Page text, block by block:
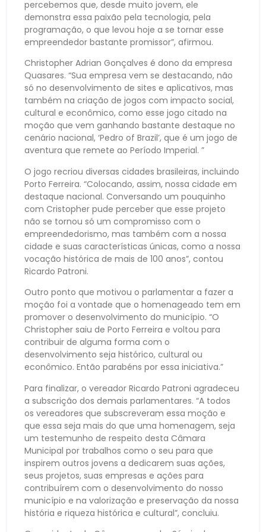
percebemos que, desde muito jovem, ele
demonstra essa paixão pela tecnologia, pela
programação, o que levou hoje a se tornar esse
empreendedor bastante promissor”, afirmou.
Christopher Adrian Gonçalves é dono da empresa
Quasares. “Sua empresa vem se destacando, não
só no desenvolvimento de sites e aplicativos, mas
também na criação de jogos com impacto social,
cultural e econômico, como esse jogo citado na
moção que vem ganhando bastante destaque no
cenário nacional, ‘Pedro of Brazil’, que é um jogo de
aventura que remete ao Período Imperial. ”
O jogo recriou diversas cidades brasileiras, incluindo
Porto Ferreira. “Colocando, assim, nossa cidade em
destaque nacional. Conversando um pouquinho
com Cristopher pude perceber que esse projeto
não se tornou só um compromisso com o
empreendedorismo, mas também com a nossa
cidade e suas características únicas, como a nossa
vocação histórica de mais de 100 anos”, contou
Ricardo Patroni.
Outro ponto que motivou o parlamentar a fazer a
moção foi a vontade que o homenageado tem em
promover o desenvolvimento do município. “O
Christopher saiu de Porto Ferreira e voltou para
contribuir de alguma forma com o
desenvolvimento seja histórico, cultural ou
econômico. Então parabéns por essa iniciativa.”
Para finalizar, o vereador Ricardo Patroni agradeceu
a subscrição dos demais parlamentares. “A todos
os vereadores que subscreveram essa moção e
que essa seja mais do que uma homenagem, seja
um testemunho de respeito desta Câmara
Municipal por trabalhos como o seu para que
inspirem outros jovens a dedicarem suas ações,
seus projetos, suas empresas e ações para
contribuírem com o desenvolvimento do nosso
município e na valorização e preservação da nossa
história e riqueza histórica e cultural”, concluiu.